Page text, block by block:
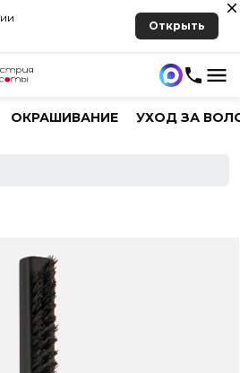
Открыть
ОКРАШИВАНИЕ УХОД ЗА